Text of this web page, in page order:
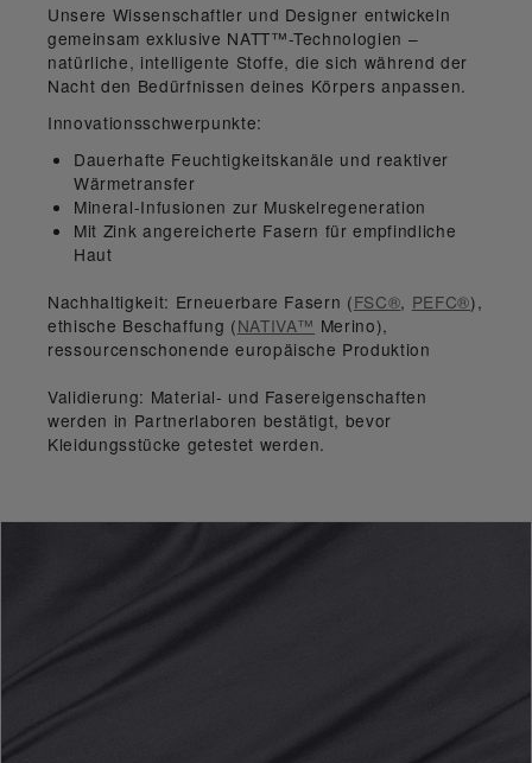
Unsere Wissenschaftler und Designer entwickeln
gemeinsam exklusive NATT™-Technologien –
natürliche, intelligente Stoffe, die sich während der
Nacht den Bedürfnissen deines Körpers anpassen.
Innovationsschwerpunkte:
Dauerhafte Feuchtigkeitskanäle und reaktiver
Wärmetransfer
Mineral-Infusionen zur Muskelregeneration
Mit Zink angereicherte Fasern für empfindliche
Haut
Nachhaltigkeit: Erneuerbare Fasern (FSC®, PEFC®),
ethische Beschaffung (NATIVA™ Merino),
ressourcenschonende europäische Produktion
Validierung: Material- und Fasereigenschaften
werden in Partnerlaboren bestätigt, bevor
Kleidungsstücke getestet werden.